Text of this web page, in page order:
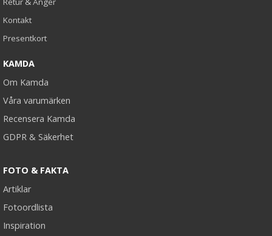
Kontakt
Presentkort
KAMDA
Om Kamda
Våra varumärken
Recensera Kamda
GDPR & Säkerhet
FOTO & FAKTA
Artiklar
Fotoordlista
Inspiration